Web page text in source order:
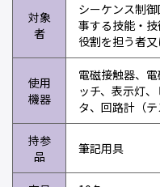
対象
者
シーケンス制
事する技能・
役割を担う者
使用
機器
電磁接触器、
ッチ、表示灯
タ、回路計（
持参
品
筆記用具